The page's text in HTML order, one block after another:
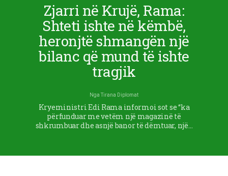
Zjarri në Krujë, Rama:
Shteti ishte në këmbë,
heronjtë shmangën një
bilanc që mund të ishte
tragjik
NgaTirana Diplomat
Kryeministri Edi Rama informoi sot se “ka
përfunduar me vetëm një magazinë të
shkrumbuar dhe asnjë banor të dëmtuar, një…